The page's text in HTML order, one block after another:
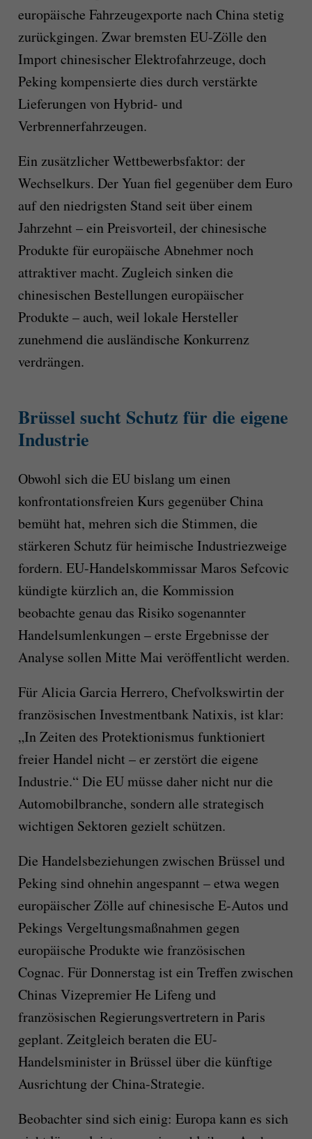
europäische Fahrzeugexporte nach China stetig
zurückgingen. Zwar bremsten EU-Zölle den
Import chinesischer Elektrofahrzeuge, doch
Peking kompensierte dies durch verstärkte
Lieferungen von Hybrid- und
Verbrennerfahrzeugen.
Ein zusätzlicher Wettbewerbsfaktor: der
Wechselkurs. Der Yuan fiel gegenüber dem Euro
auf den niedrigsten Stand seit über einem
Jahrzehnt – ein Preisvorteil, der chinesische
Produkte für europäische Abnehmer noch
attraktiver macht. Zugleich sinken die
chinesischen Bestellungen europäischer
Produkte – auch, weil lokale Hersteller
zunehmend die ausländische Konkurrenz
verdrängen.
Brüssel sucht Schutz für die eigene
Industrie
Obwohl sich die EU bislang um einen
konfrontationsfreien Kurs gegenüber China
bemüht hat, mehren sich die Stimmen, die
stärkeren Schutz für heimische Industriezweige
fordern. EU-Handelskommissar Maros Sefcovic
kündigte kürzlich an, die Kommission
beobachte genau das Risiko sogenannter
Handelsumlenkungen – erste Ergebnisse der
Analyse sollen Mitte Mai veröffentlicht werden.
Für Alicia Garcia Herrero, Chefvolkswirtin der
französischen Investmentbank Natixis, ist klar:
„In Zeiten des Protektionismus funktioniert
freier Handel nicht – er zerstört die eigene
Industrie.“ Die EU müsse daher nicht nur die
Automobilbranche, sondern alle strategisch
wichtigen Sektoren gezielt schützen.
Die Handelsbeziehungen zwischen Brüssel und
Peking sind ohnehin angespannt – etwa wegen
europäischer Zölle auf chinesische E-Autos und
Pekings Vergeltungsmaßnahmen gegen
europäische Produkte wie französischen
Cognac. Für Donnerstag ist ein Treffen zwischen
Chinas Vizepremier He Lifeng und
französischen Regierungsvertretern in Paris
geplant. Zeitgleich beraten die EU-
Handelsminister in Brüssel über die künftige
Ausrichtung der China-Strategie.
Beobachter sind sich einig: Europa kann es sich